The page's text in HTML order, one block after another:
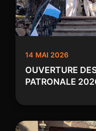
14 MAI 2026
OUVERTURE
PATRONALE